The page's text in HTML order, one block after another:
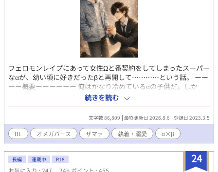
フェロモンレイプにあって女性Ωと番契約をしてしまったスーパー
なαが、幼い頃に好きだったβと再開して…………という話。 ーー
ーー概要ーーーーーー 俺はかなり冷めているαの子供だ。しか
も、上位種 だから、上位αは執着が強く、番を失うと自殺したり
殺戮者になってしまったりと壊れる、と言われても想像がつかな
い。 そんな俺が、近所のコに一目惚れした。 真っ黒な瞳に心臓を
ぎゅっと掴まれた。 番を失ったら世界を巻き添えにして心中して
しまう、そんなαがいるのもわかる気がした。 けれど、そのコはβ
で番えない。 そのコと距離をおかれて、傷心の俺は無気力で隙だ
らけで。 Ω女のフェロモンレイプに合って、番契約をしてしまっ
た。 〜〜〜〜〜〜〜〜〜〜〜〜〜〜〜〜〜 最初は明るい(お馬
鹿？)テイスト その後は鬱展開 その後は？？？ の、予定です。 が
続きを読む
文字数 86,809 最終更新日 2026.8.6 登録日 2023.3.5
BL オメガバース ザマァ 執着・溺愛 α×β
24
長編 連載中 R18
お気に入り : 247 24h.ポイント : 455